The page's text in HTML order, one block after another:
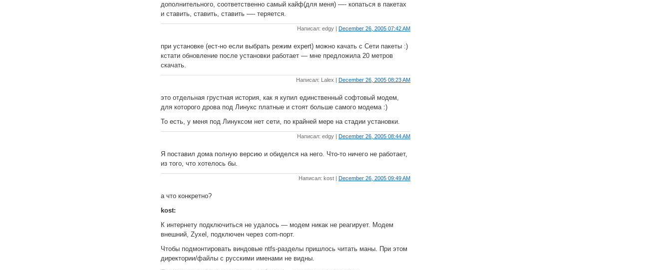
дополнительного, соответственно самый кайф(для меня) —- копаться в пакетах
и ставить, ставить, ставить —- теряется.
Написал: edgy | December 26, 2005 07:42 AM
при установке (ест-но если выбрать режим expert) можно качать с Сети пакеты :)
кстати обновление после установки работает — мне предложила 20 метров
скачать.
Написал: Lalex | December 26, 2005 08:23 AM
это отдельная грустная история, как я купил единственный софтовый модем,
для которого дрова под Линукс платные и стоят больше самого модема :)
То есть, у меня под Линуксом нет сети, по крайней мере на стадии установки.
Написал: edgy | December 26, 2005 08:44 AM
Я поставил дома полную версию и обиделся на него. Что-то ничего не работает,
из того, что хотелось бы.
Написал: kost | December 26, 2005 09:49 AM
а что конкретно?
kost:
К интернету подключиться не удалось — модем никак не реагирует. Модем
внешний, Zyxel, подключен через com-порт.
Чтобы подмонтировать виндовые ntfs-разделы пришлось читать маны. При этом
директории/файлы с русскими именами не видны.